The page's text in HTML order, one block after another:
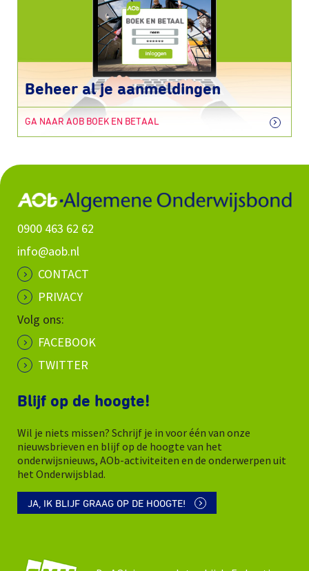
Beheer al je aanmeldingen
GA NAAR AOB BOEK EN BETAAL
0900 463 62 62
info@aob.nl
CONTACT
PRIVACY
Volg ons:
FACEBOOK
TWITTER
Blijf op de hoogte!
Wil je niets missen? Schrijf je in voor één van onze
nieuwsbrieven en blijf op de hoogte van het
onderwijsnieuws, AOb-activiteiten en de onderwerpen uit
het Onderwijsblad.
JA, IK BLIJF GRAAG OP DE HOOGTE!